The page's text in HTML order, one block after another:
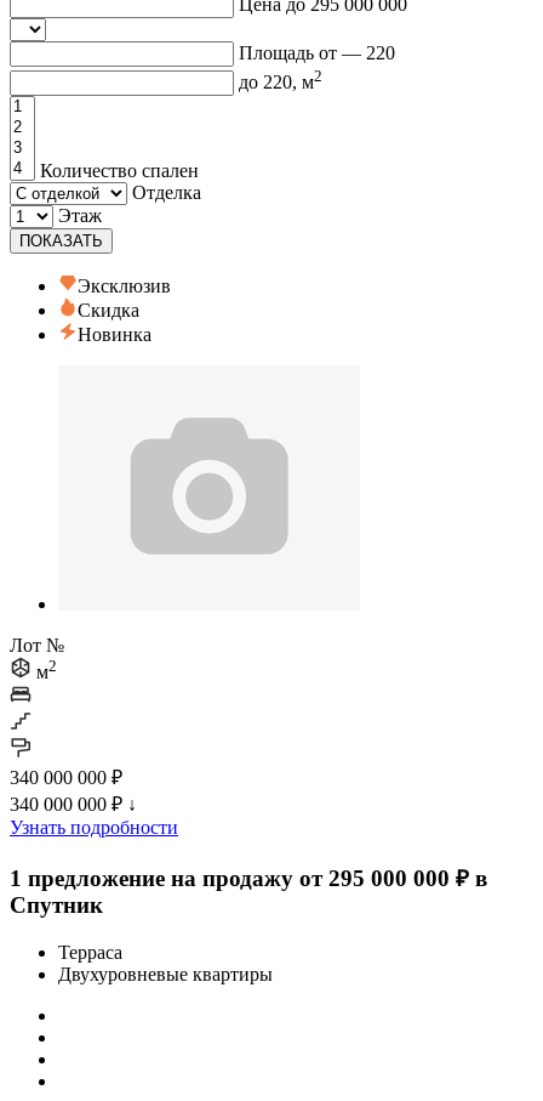
Площадь от — 220
до 220, м2
Количество спален
Отделка
Этаж
ПОКАЗАТЬ
Эксклюзив
Скидка
Новинка
Лот №
м2
340 000 000 ₽
340 000 000 ₽ ↓
Узнать подробности
1 предложение на продажу от 295 000 000 ₽ в
Спутник
Терраса
Двухуровневые квартиры